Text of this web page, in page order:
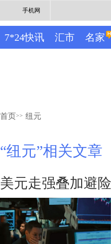
手机网
7*24快讯 汇市 名家
首页>> 纽元
“纽元”相关文章
美元走强叠加避